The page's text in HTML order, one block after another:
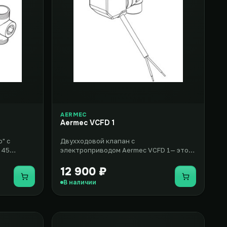
с
45
Купить
AERMEC
Aermec VCFD 1
Двухходовой клапан с
электроприводом Aermec VCFD 1— это
двумя х..
12 900 ₽
В наличии Купить